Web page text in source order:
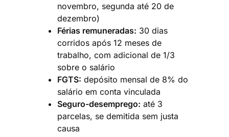
novembro, segunda até 20 de
dezembro)
Férias remuneradas: 30 dias
corridos após 12 meses de
trabalho, com adicional de 1/3
sobre o salário
FGTS: depósito mensal de 8% do
salário em conta vinculada
Seguro-desemprego: até 3
parcelas, se demitida sem justa
causa